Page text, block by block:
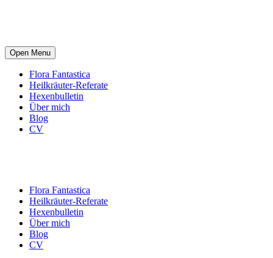
Open Menu
Flora Fantastica
Heilkräuter-Referate
Hexenbulletin
Über mich
Blog
CV
Flora Fantastica
Heilkräuter-Referate
Hexenbulletin
Über mich
Blog
CV